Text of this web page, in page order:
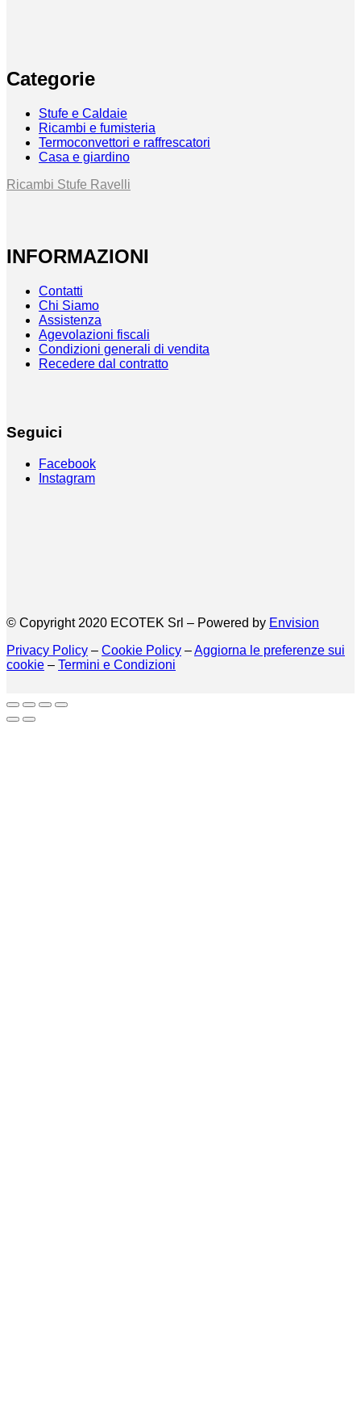
Categorie
Stufe e Caldaie
Ricambi e fumisteria
Termoconvettori e raffrescatori
Casa e giardino
Ricambi Stufe Ravelli
INFORMAZIONI
Contatti
Chi Siamo
Assistenza
Agevolazioni fiscali
Condizioni generali di vendita
Recedere dal contratto
Seguici
Facebook
Instagram
© Copyright 2020 ECOTEK Srl – Powered by Envision
Privacy Policy – Cookie Policy –Aggiorna le preferenze sui
cookie – Termini e Condizioni